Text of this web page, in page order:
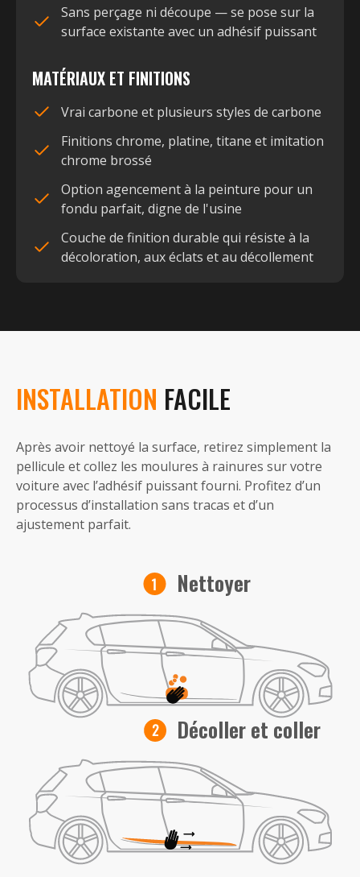
Sans perçage ni découpe — se pose sur la
surface existante avec un adhésif puissant
MATÉRIAUX ET FINITIONS
Vrai carbone et plusieurs styles de carbone
Finitions chrome, platine, titane et imitation
chrome brossé
Option agencement à la peinture pour un
fondu parfait, digne de l'usine
Couche de finition durable qui résiste à la
décoloration, aux éclats et au décollement
INSTALLATION FACILE
Après avoir nettoyé la surface, retirez simplement la
pellicule et collez les moulures à rainures sur votre
voiture avec l’adhésif puissant fourni. Profitez d’un
processus d’installation sans tracas et d’un
ajustement parfait.
Nettoyer
Décoller et coller